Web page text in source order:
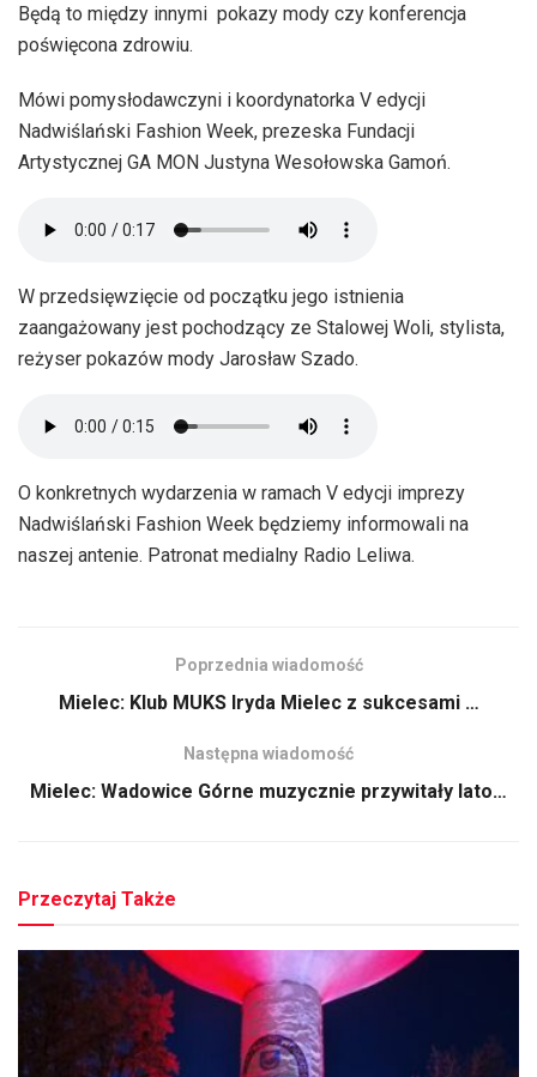
Będą to między innymi pokazy mody czy konferencja
poświęcona zdrowiu.
Mówi pomysłodawczyni i koordynatorka V edycji
Nadwiślański Fashion Week, prezeska Fundacji
Artystycznej GA MON Justyna Wesołowska Gamoń.
W przedsięwzięcie od początku jego istnienia
zaangażowany jest pochodzący ze Stalowej Woli, stylista,
reżyser pokazów mody Jarosław Szado.
O konkretnych wydarzenia w ramach V edycji imprezy
Nadwiślański Fashion Week będziemy informowali na
naszej antenie. Patronat medialny Radio Leliwa.
Poprzednia wiadomość
Mielec: Klub MUKS Iryda Mielec z sukcesami …
Następna wiadomość
Mielec: Wadowice Górne muzycznie przywitały lato…
Przeczytaj Także